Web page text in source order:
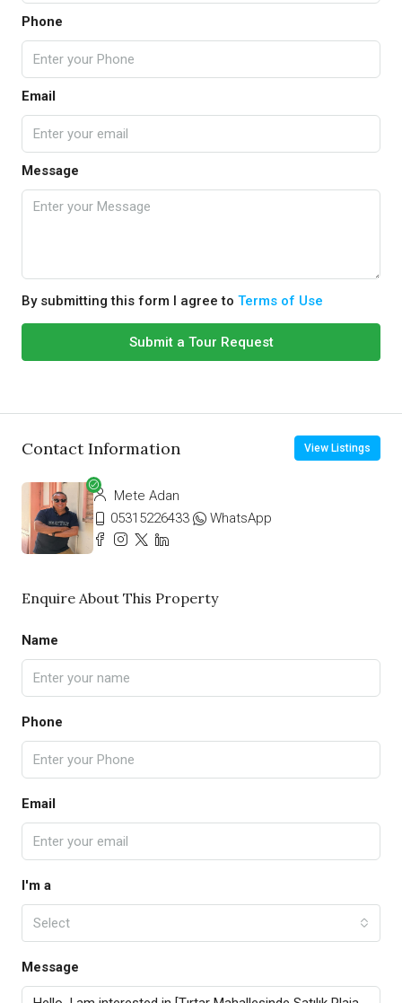
Phone
Email
Message
By submitting this form I agree to Terms of Use
Submit a Tour Request
Contact Information View Listings
Mete Adan
05315226433
WhatsApp
Enquire About This Property
Name
Phone
Email
I'm a
Select
Message